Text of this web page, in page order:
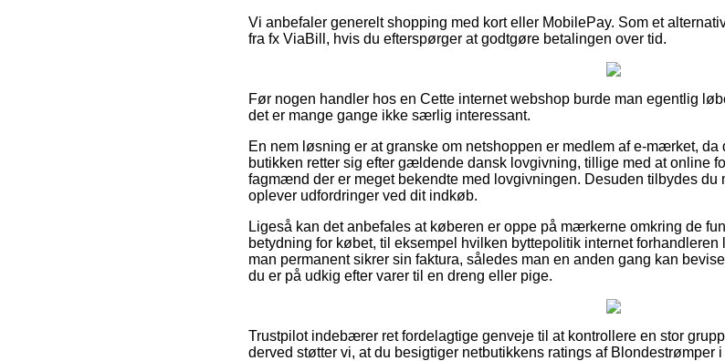
Vi anbefaler generelt shopping med kort eller MobilePay. Som et
fra fx ViaBill, hvis du efterspørger at godtgøre betalingen over tid.
Før nogen handler hos en Cette internet webshop burde man egentlig
det er mange gange ikke særlig interessant.
En nem løsning er at granske om netshoppen er medlem af e-mærket, da
butikken retter sig efter gældende dansk lovgivning, tillige med at online
fagmænd der er meget bekendte med lovgivningen. Desuden tilbydes du
oplever udfordringer ved dit indkøb.
Ligeså kan det anbefales at køberen er oppe på mærkerne omkring de
betydning for købet, til eksempel hvilken byttepolitik internet
man permanent sikrer sin faktura, således man en anden gang kan
du er på udkig efter varer til en dreng eller pige.
Trustpilot indebærer ret fordelagtige genveje til at kontrollere en stor
derved støtter vi, at du besigtiger netbutikkens ratings af Blondestrømper